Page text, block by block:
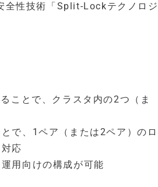
全性技術「Split-Lockテクノロジ
ことで、クラスタ内の2つ（ま
で、1ペア（または2ペア）のロ
応
用向けの構成が可能